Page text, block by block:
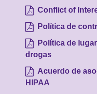
Conflict of
Política de
Política de
drogas
Acuerdo de
HIPAA